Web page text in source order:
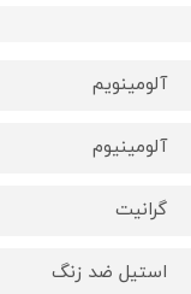
آلومینویم
آلومینیوم
گرانیت
استیل ضد زنگ